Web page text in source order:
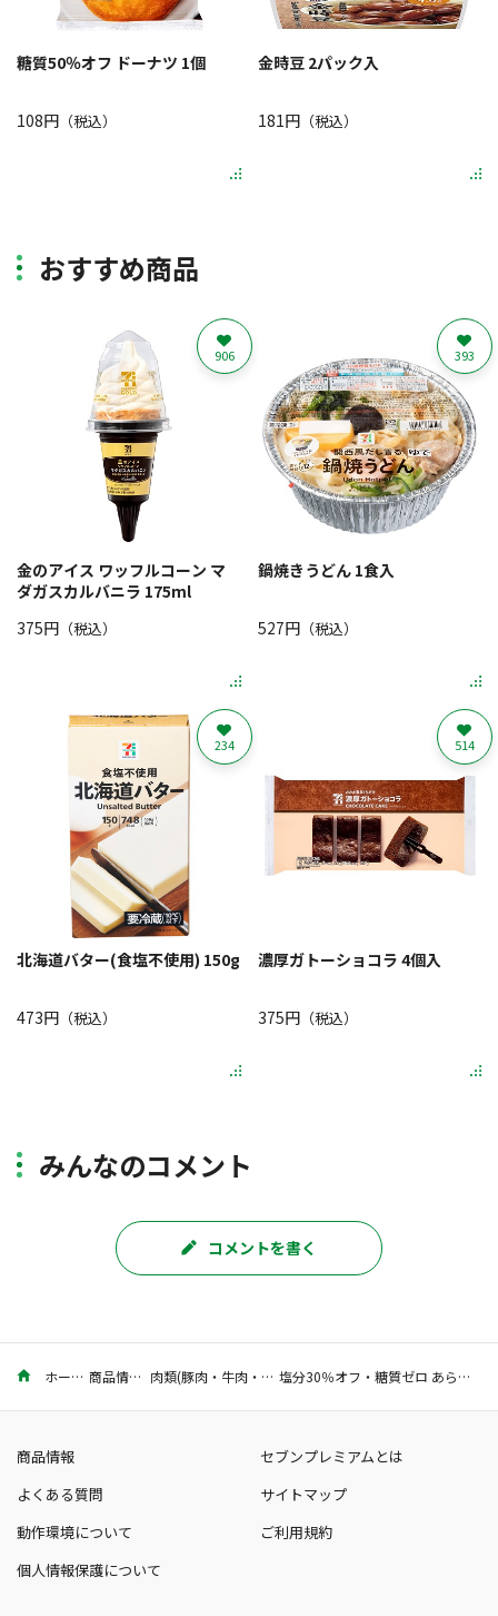
糖質50％オフ ドーナツ 1個
108円 （税込）
金時豆 2パック入
181円（税込）
おすすめ商品
金のアイス ワッフルコーン マ
ダガスカルバニラ 175ml
375円 （税込）
906
鍋焼きうどん 1食入
527円（税込）
393
北海道バター(食塩不使用) 150g
473円 （税込）
234
濃厚ガトーショコラ 4個入
375円（税込）
514
みんなのコメント
コメントを書く
ホーム 商品情報 肉類(豚肉・牛肉・鶏肉) 塩分30％オフ・糖質ゼロ あらびきウインナー 90g
商品情報
セブンプレミアムとは
よくある質問
サイトマップ
動作環境について
ご利用規約
個人情報保護について